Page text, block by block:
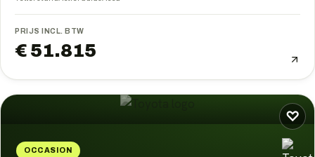
PRIJS INCL. BTW
€ 51.815
♡
OCCASION